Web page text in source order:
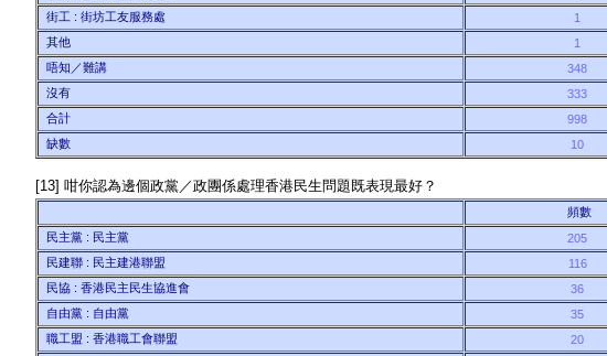
街工 : 街坊工友服務處
1
其他
1
唔知／難講
348
沒有
333
合計
998
缺數
10
[13] 咁你認為邊個政黨／政團係處理香港民生問題既表現最好？
頻數
民主黨 : 民主黨
205
民建聯 : 民主建港聯盟
116
民協 : 香港民主民生協進會
36
自由黨 : 自由黨
35
職工盟 : 香港職工會聯盟
20